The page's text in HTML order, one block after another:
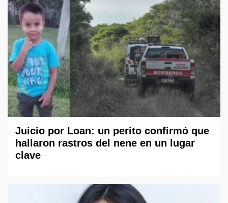
Juicio por Loan: un perito confirmó que
hallaron rastros del nene en un lugar
clave